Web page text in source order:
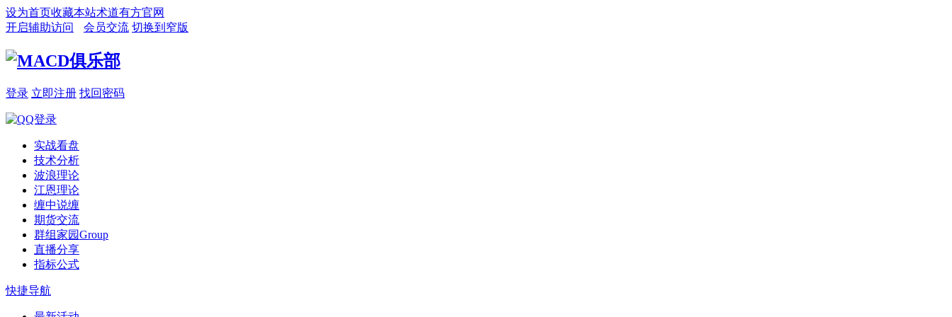
设为首页收藏本站术道有方官网
开启辅助访问
会员交流 切换到窄版
登录 立即注册 找回密码
实战看盘
技术分析
波浪理论
江恩理论
缠中说缠
期货交流
群组家园Group
直播分享
指标公式
快捷导航